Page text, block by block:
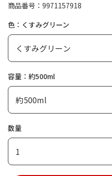
商品番号
9971157918
色：くすみグリーン
容量：約500ml
数量
1